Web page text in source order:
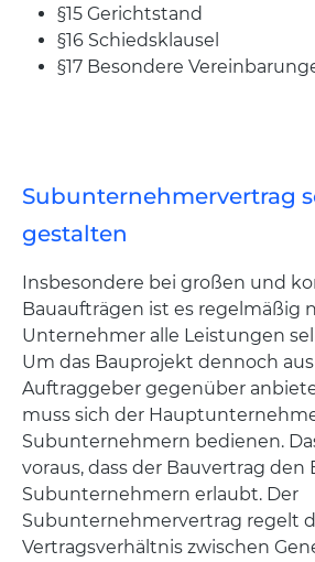
§15 Gerichtstand
§16 Schiedsklausel
§17 Besondere
Subunternehmervertrag
gestalten
Insbesondere bei großen und
Bauaufträgen ist es regelmäßig
Unternehmer alle Leistungen
Um das Bauprojekt dennoch
Auftraggeber gegenüber
muss sich der
Subunternehmern bedienen.
voraus, dass der Bauvertrag den
Subunternehmern erlaubt. Der
Subunternehmervertrag regelt
Vertragsverhältnis zwischen